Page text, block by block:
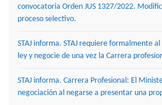
convocatoria Orden JUS 1327/2022.
proceso selectivo.
STAJ informa. STAJ requiere formalmente
ley y negocie de una vez la Carrera
STAJ informa. Carrera Profesional: El
negociación al negarse a presentar una